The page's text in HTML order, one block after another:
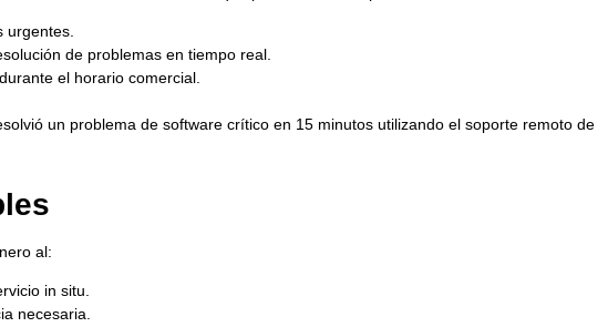
urgentes.
de problemas en tiempo real.
el horario comercial.
un problema de software crítico en 15 minutos utilizando el soporte remoto de
al:
in situ.
necesaria.